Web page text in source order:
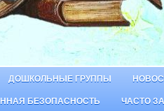
ДОШКОЛЬНЫЕ ГРУППЫ
БЕЗОПАСНОСТЬ ЧАСТО